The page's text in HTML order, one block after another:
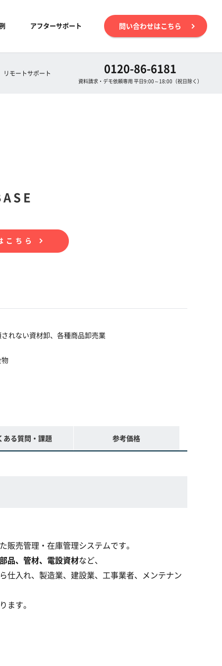
アフターサポート 問い合わせはこちら
リモートサポート 0120-86-6181
資料請求・デモ依頼専用 平日9:00～18:00（祝日除く）
こちら
れない資材卸、各種商品卸売業
ある質問・課題 参考価格
販売管理・在庫管理システムです。
品、管材、電設資材など、
仕入れ、製造業、建設業、工事業者、メンテナン
ます。